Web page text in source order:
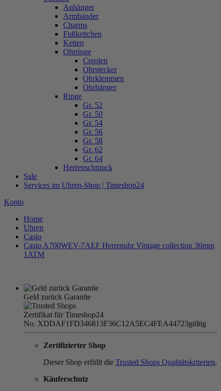
Anhänger
Armbänder
Charms
Fußkettchen
Ketten
Ohrringe
Creolen
Ohrstecker
Ohrklemmen
Ohrhänger
Ringe
Gr. 52
Gr. 50
Gr. 54
Gr. 56
Gr. 58
Gr. 62
Gr. 64
Herrenschmuck
Sale
Services im Uhren-Shop | Timeshop24
Konto
Home
Uhren
Casio
Casio A700WEV-7AEF Herrenuhr Vintage collection 36mm
1ATM
Geld zurück Garantie
Zertifikat für Timeshop24
No. XDDAF1FD346813F36C12A5EC4FEA44723gültig
Zertifizierter Shop
Dieser Shop erfüllt die Trusted Shops Qualitätskriterien.
Käuferschutz